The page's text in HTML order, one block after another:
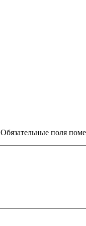
Обязательные поля